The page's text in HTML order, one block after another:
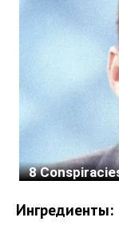
Ингредиенты: